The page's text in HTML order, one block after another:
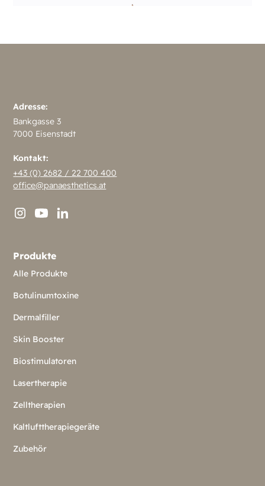
Adresse:
Bankgasse 3
7000 Eisenstadt
Kontakt:
+43 (0) 2682 / 22 700 400
office@panaesthetics.at
Produkte
Alle Produkte
Botulinumtoxine
Dermalfiller
Skin Booster
Biostimulatoren
Lasertherapie
Zelltherapien
Kaltlufttherapiegeräte
Zubehör